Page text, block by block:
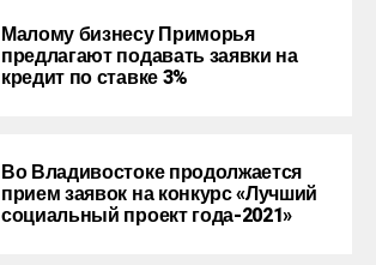
Малому бизнесу Приморья
предлагают подавать заявки на
кредит по ставке 3%
Во Владивостоке продолжается
прием заявок на конкурс «Лучший
социальный проект года-2021»